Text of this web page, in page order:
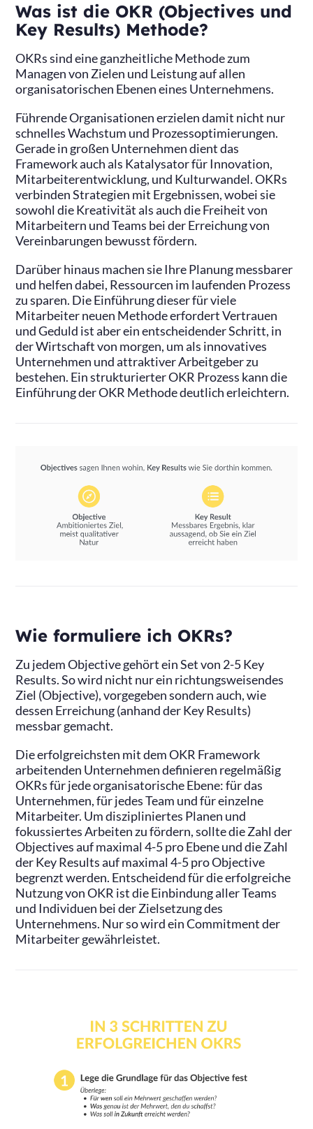
Was ist die OKR (Objectives und
Key Results) Methode?
OKRs sind eine ganzheitliche Methode zum
Managen von Zielen und Leistung auf allen
organisatorischen Ebenen eines Unternehmens.
Führende Organisationen erzielen damit nicht nur
schnelles Wachstum und Prozessoptimierungen.
Gerade in großen Unternehmen dient das
Framework auch als Katalysator für Innovation,
Mitarbeiterentwicklung, und Kulturwandel. OKRs
verbinden Strategien mit Ergebnissen, wobei sie
sowohl die Kreativität als auch die Freiheit von
Mitarbeitern und Teams bei der Erreichung von
Vereinbarungen bewusst fördern.
Darüber hinaus machen sie Ihre Planung messbarer
und helfen dabei, Ressourcen im laufenden Prozess
zu sparen. Die Einführung dieser für viele
Mitarbeiter neuen Methode erfordert Vertrauen
und Geduld ist aber ein entscheidender Schritt, in
der Wirtschaft von morgen, um als innovatives
Unternehmen und attraktiver Arbeitgeber zu
bestehen. Ein strukturierter OKR Prozess kann die
Einführung der OKR Methode deutlich erleichtern.
Wie formuliere ich OKRs?
Zu jedem Objective gehört ein Set von 2-5 Key
Results. So wird nicht nur ein richtungsweisendes
Ziel (Objective), vorgegeben sondern auch, wie
dessen Erreichung (anhand der Key Results)
messbar gemacht.
Die erfolgreichsten mit dem OKR Framework
arbeitenden Unternehmen definieren regelmäßig
OKRs für jede organisatorische Ebene: für das
Unternehmen, für jedes Team und für einzelne
Mitarbeiter. Um diszipliniertes Planen und
fokussiertes Arbeiten zu fördern, sollte die Zahl der
Objectives auf maximal 4-5 pro Ebene und die Zahl
der Key Results auf maximal 4-5 pro Objective
begrenzt werden. Entscheidend für die erfolgreiche
Nutzung von OKR ist die Einbindung aller Teams
und Individuen bei der Zielsetzung des
Unternehmens. Nur so wird ein Commitment der
Mitarbeiter gewährleistet.